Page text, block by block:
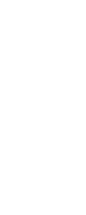
šperky
straně
Tel. +43 (0)